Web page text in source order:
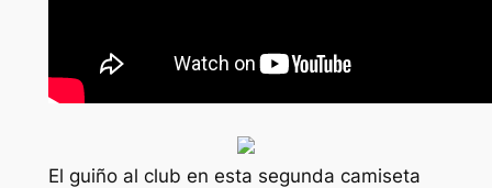
El guiño al club en esta segunda camiseta